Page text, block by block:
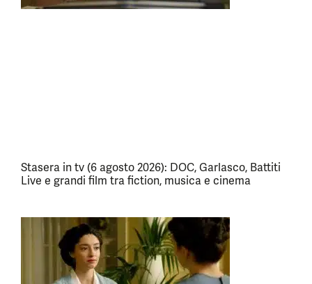
Stasera in tv (6 agosto 2026): DOC, Garlasco, Battiti
Live e grandi film tra fiction, musica e cinema